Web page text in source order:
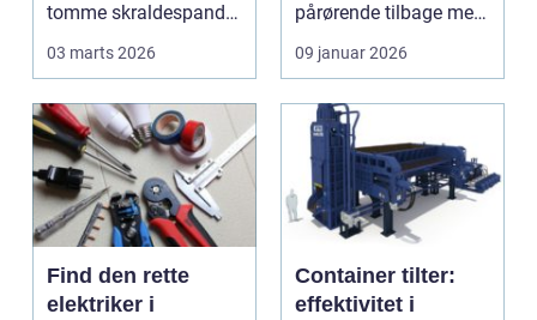
tomme skraldespande.
Reng&...
03 marts 2026
pårørende tilbage med
en stor praktisk
opgave...
09 januar 2026
Find den rette
elektriker i
Container tilter:
effektivitet i